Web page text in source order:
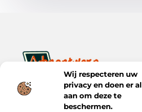
Wij respecteren uw
privacy en doen er
aan om deze te
beschermen.
Ontwerp je dagelijks leven met
Ontdek praktische tips, creatieve
inzichten op